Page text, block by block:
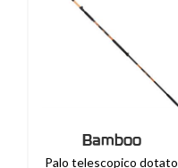
Bamboo
Palo telescopico dotato